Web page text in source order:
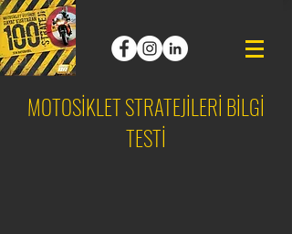
MOTOSİKLET STRATEJİLERİ BİLGİ
TESTİ